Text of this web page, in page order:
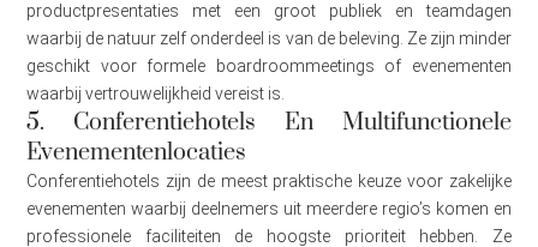
productpresentaties met een groot publiek en teamdagen
waarbij de natuur zelf onderdeel is van de beleving. Ze zijn minder
geschikt voor formele boardroommeetings of evenementen
waarbij vertrouwelijkheid vereist is.
5. Conferentiehotels En Multifunctionele
Evenementenlocaties
Conferentiehotels zijn de meest praktische keuze voor zakelijke
evenementen waarbij deelnemers uit meerdere regio’s komen en
professionele faciliteiten de hoogste prioriteit hebben. Ze